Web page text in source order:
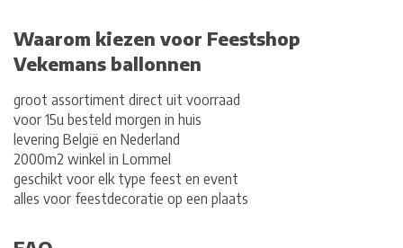
Waarom kiezen voor Feestshop
Vekemans ballonnen
groot assortiment direct uit voorraad
voor 15u besteld morgen in huis
levering België en Nederland
2000m2 winkel in Lommel
geschikt voor elk type feest en event
alles voor feestdecoratie op een plaats